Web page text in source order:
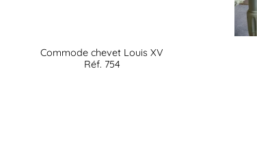
Commode chevet Louis XV
Réf. 754